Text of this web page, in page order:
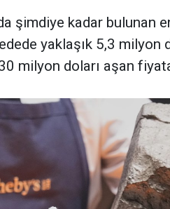
şimdiye kadar bulunan
yaklaşık 5,3 milyon
milyon doları aşan